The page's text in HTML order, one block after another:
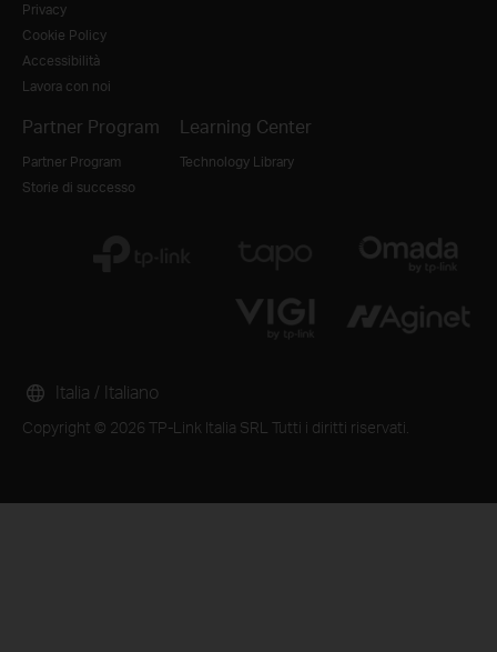
Privacy
Cookie Policy
Accessibilità
Lavora con noi
Partner Program
Partner Program
Storie di successo
Learning Center
Technology Library
Copyright © 2026 TP-Link Italia SRL Tutti i diritti riservati.
Italia / Italiano